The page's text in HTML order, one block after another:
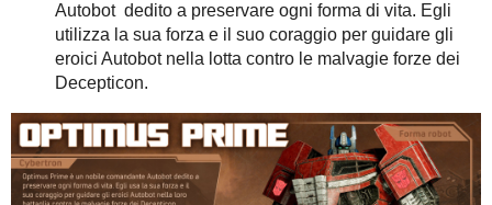
Autobot dedito a preservare ogni forma di vita. Egli
utilizza la sua forza e il suo coraggio per guidare gli
eroici Autobot nella lotta contro le malvagie forze dei
Decepticon.